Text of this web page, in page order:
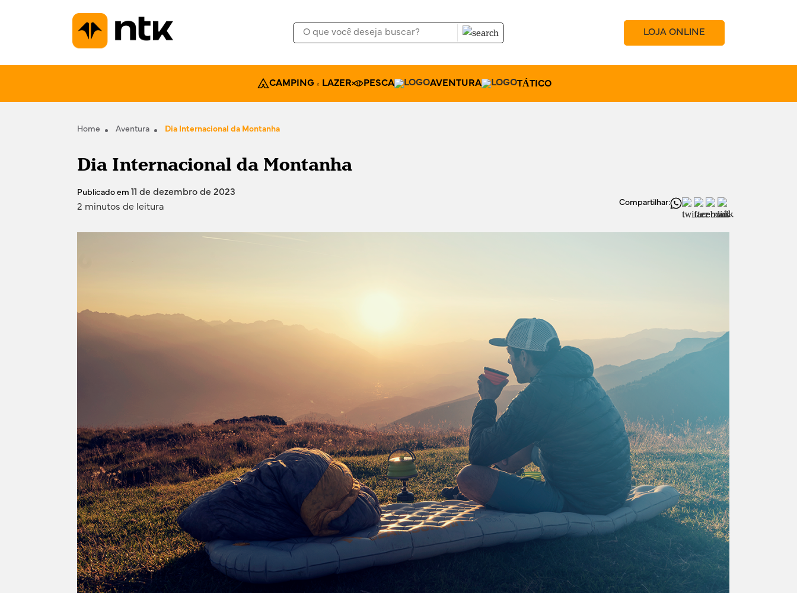
LOJA ONLINE
CAMPING & LAZER PESCA AVENTURA TÁTICO
Home Aventura Dia Internacional da Montanha
Dia Internacional da Montanha
Publicado em
11 de dezembro de 2023
2 minutos de leitura
Compartilhar: